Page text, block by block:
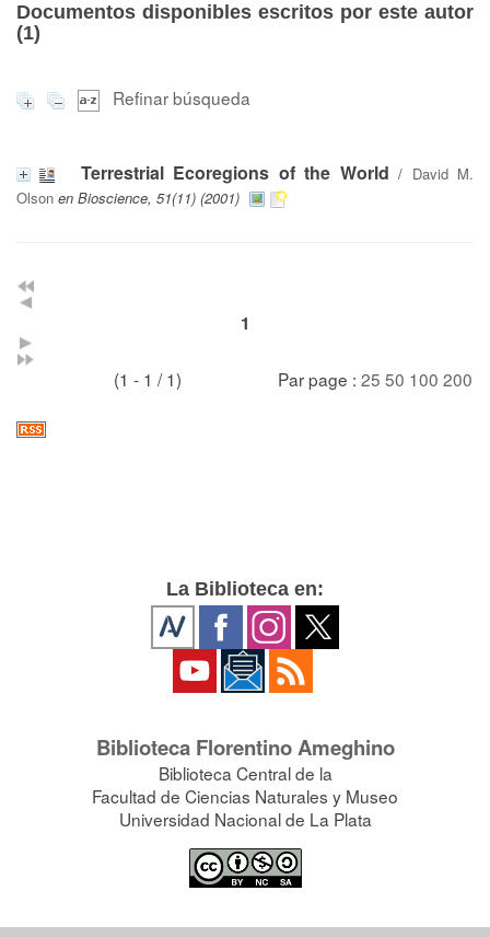
Documentos disponibles escritos por este autor
(1)
Refinar búsqueda
Terrestrial Ecoregions of the World / David M.
Olson en Bioscience, 51(11) (2001)
1
(1 - 1 / 1) Par page : 25 50 100 200
La Biblioteca en:
Biblioteca Florentino Ameghino
Biblioteca Central de la
Facultad de Ciencias Naturales y Museo
Universidad Nacional de La Plata